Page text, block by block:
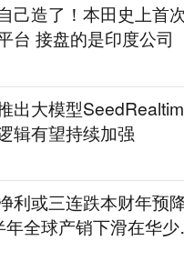
己造了！本田史上首次
台 接盘的是印度公司
出大模型
辑有望持续加强
利或三连跌本财年预
全球产销下滑在华少